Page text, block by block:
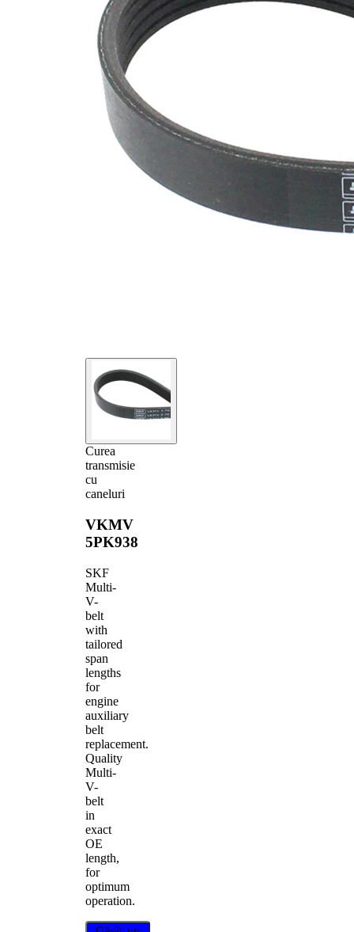
Curea
transmisie
cu
caneluri
VKMV
5PK938
SKF
Multi-
V-
belt
with
tailored
span
lengths
for
engine
auxiliary
belt
replacement.
Quality
Multi-
V-
belt
in
exact
OE
length,
for
optimum
operation.
nervuri
SVHC
Nu sunt
Material
curea
dienă
cauciuc)